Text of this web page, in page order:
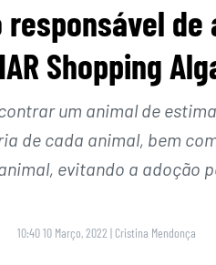
responsável
Shopping
um animal de
de cada animal, bem
evitando a adoção
10:40 10 Março, 2022 | Cristina Mendonça